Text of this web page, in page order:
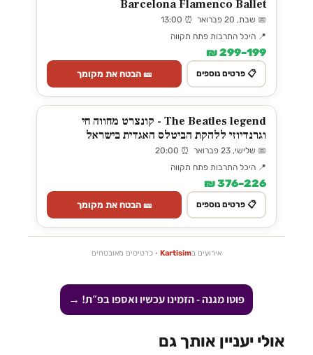
Barcelona Flamenco Ballet
📅 שבת, 20 פברואר ⏰ 13:00
📍 היכל התרבות פתח תקווה
199–299 ₪
📋 פרטים נוספים 🎫 הבטח את מקומך
The Beatles legend - קונצרט מחווה חי
וגרנדיוזי ללהקת הביטלס האגדית בישראל
📅 שלישי, 23 פברואר ⏰ 20:00
📍 היכל התרבות פתח תקווה
226–376 ₪
📋 פרטים נוספים 🎫 הבטח את מקומך
אירועים בKartisim · כרטיסים מאובטחים
פוטו מגנה - הזמינו עכשיו ואספו בפ״ת! →
אולי יעניין אותך גם